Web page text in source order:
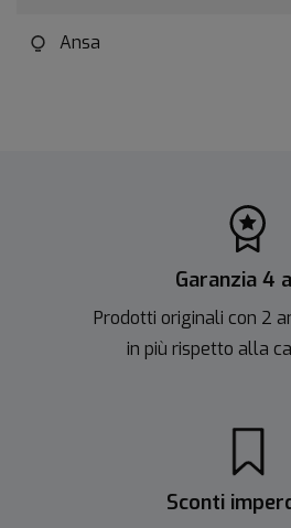
Ansa
Garanzia 4
Prodotti originali con 2
in più rispetto alla
Sconti